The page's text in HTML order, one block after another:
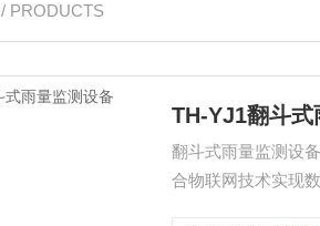
/ PRODUCTS
TH-YJ1翻斗
翻斗式雨量监测设
合物联网技术实现